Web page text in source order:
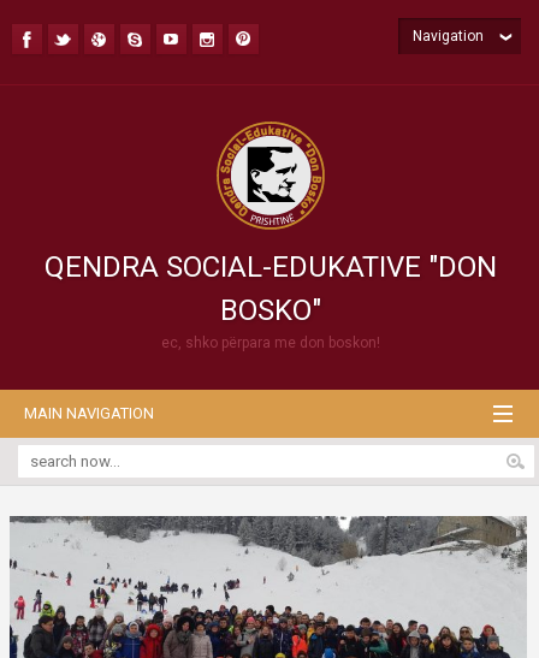
QENDRA SOCIAL-EDUKATIVE "DON
BOSKO"
ec, shko përpara me don boskon!
Navigation
MAIN NAVIGATION